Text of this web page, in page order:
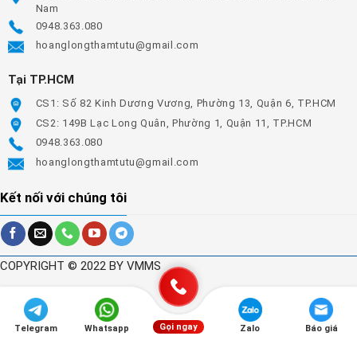
Nam
0948.363.080
hoanglongthamtutu@gmail.com
Tại TP.HCM
CS1: Số 82 Kinh Dương Vương, Phường 13, Quận 6, TP.HCM
CS2: 149B Lạc Long Quân, Phường 1, Quận 11, TP.HCM
0948.363.080
hoanglongthamtutu@gmail.com
Kết nối với chúng tôi
COPYRIGHT © 2022 BY VMMS
Telegram Whatsapp Gọi ngay Zalo Báo giá